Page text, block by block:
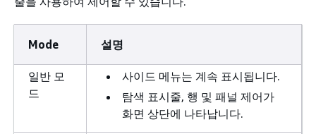
Mode 설명
일반 모
드
사이드 메뉴는 계속 표시됩니다.
탐색 표시줄, 행 및 패널 제어가
화면 상단에 나타납니다.